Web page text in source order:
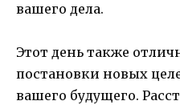
вашего дела.
Этот день также
постановки новых
вашего будущего.